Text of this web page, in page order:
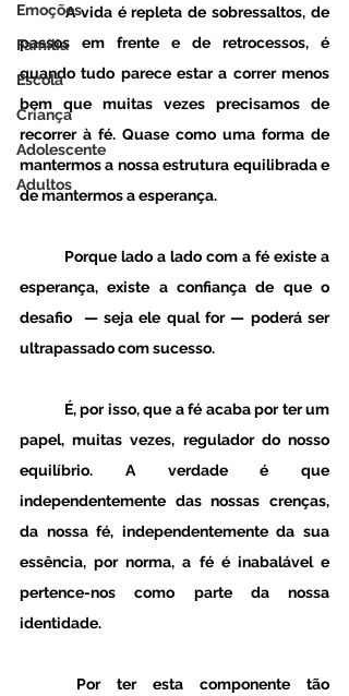
Emoções
Família
Escola
Criança
Adolescente
Adultos
	A vida é repleta de sobressaltos, de
passos em frente e de retrocessos, é
quando tudo parece estar a correr menos
bem que muitas vezes precisamos de
recorrer à fé. Quase como uma forma de
mantermos a nossa estrutura equilibrada e
de mantermos a esperança.
esperança, existe a confiança de que o
desafio  — seja ele qual for — poderá ser
ultrapassado com sucesso.
papel, muitas vezes, regulador do nosso
equilíbrio. A verdade é que
independentemente das nossas crenças,
da nossa fé, independentemente da sua
essência, por norma, a fé é inabalável e
pertence-nos como parte da nossa
identidade.